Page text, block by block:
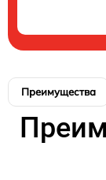
Преимущества